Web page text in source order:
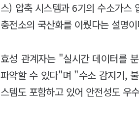
스) 압축 시스템과 6기의 수소가스
충전소의 국산화를 이뤘다는 설명
효성 관계자는 "실시간 데이터를
파악할 수 있다"며 "수소 감지기,
스템도 포함하고 있어 안전성도 우